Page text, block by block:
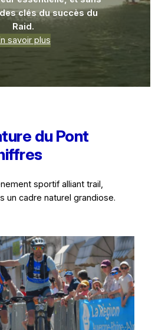
clés du succès du
Raid.
savoir plus
du Pont
sportif alliant trail,
un cadre naturel grandiose.